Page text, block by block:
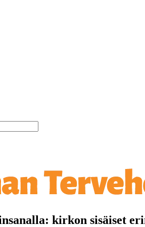
kirkon sisäiset